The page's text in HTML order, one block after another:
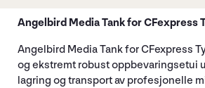
Angelbird Media Tank for CFexpress
Angelbird Media Tank for CFexpress
og ekstremt robust oppbevaringsetui
lagring og transport av profesjonelle